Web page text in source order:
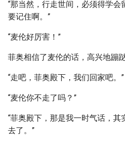
“那当然，行走世间，必须得学
要记住啊。”
“麦伦好厉害！”
菲奥相信了麦伦的话，高兴地蹦跶
“走吧，菲奥殿下，我们回家吧。”
“麦伦你不走了吗？”
“菲奥殿下，那是我一时气话，
去了。”